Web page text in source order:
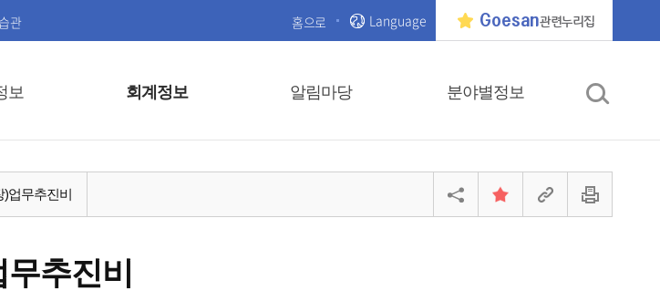
관 홈으로 Language Goesan관련누리집
보 회계정보 알림마당 분야별정보
추진비
)업무추진비